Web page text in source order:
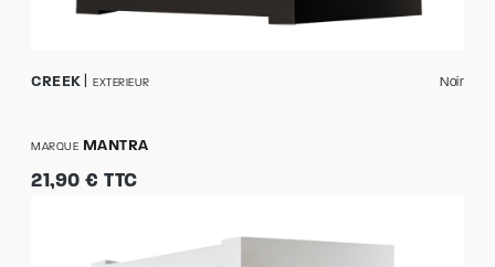
CREEK EXTERIEUR Noir
MARQUE MANTRA
21,90 € TTC